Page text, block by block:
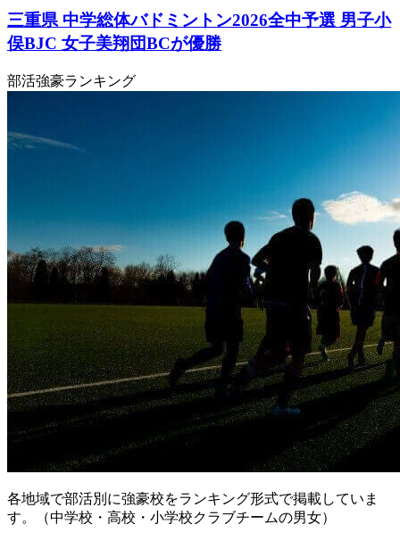
三重県 中学総体バドミントン2026全中予選 男子小
俣BJC 女子美翔団BCが優勝
部活強豪ランキング
各地域で部活別に強豪校をランキング形式で掲載していま
す。（中学校・高校・小学校クラブチームの男女）